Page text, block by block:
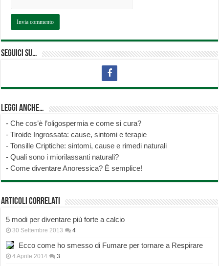
Seguici su…
Leggi anche…
-Che cos’è l’oligospermia e come si cura?
-Tiroide Ingrossata: cause, sintomi e terapie
-Tonsille Criptiche: sintomi, cause e rimedi naturali
-Quali sono i miorilassanti naturali?
-Come diventare Anoressica? È semplice!
Articoli correlati
5 modi per diventare più forte a calcio
30 Settembre 2013 4
Ecco come ho smesso di Fumare per tornare a Respirare
4 Aprile 2014 3